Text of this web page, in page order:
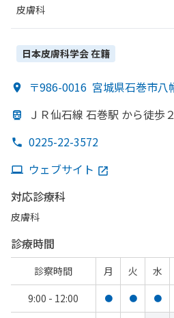
皮膚科
日本皮膚科学会在籍
〒986-0016 宮城県石巻市八
ＪＲ仙石線 石巻駅 から徒歩
0225-22-3572
ウェブサイト
対応診療科
皮膚科
診療時間
診察時間 月 火 水
9:00 - 12:00
● ● ●